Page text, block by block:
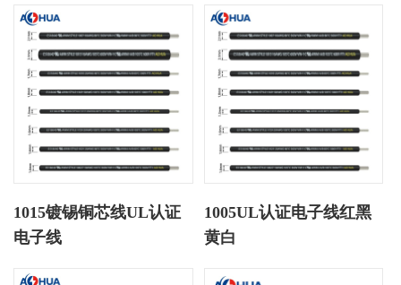
1015镀锡铜芯线UL认证
电子线
1005UL认证电子线红黑
黄白